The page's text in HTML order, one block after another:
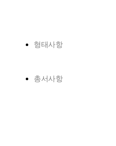
형태사항
총서사항